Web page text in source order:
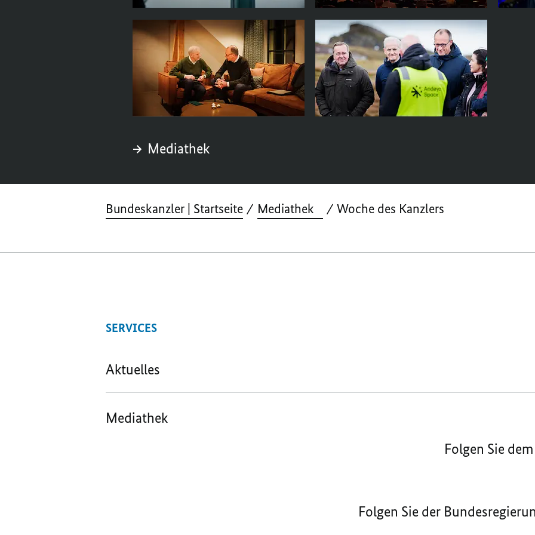
Mediathek
Bundeskanzler | Startseite Mediathek Woche des Kanzlers
SERVICES
Aktuelles
Mediathek
Folgen Sie
Folgen Sie der